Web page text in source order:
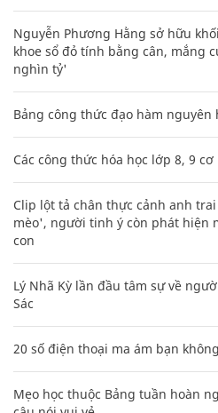
Nguyễn Phương Hằng sở hữu
khoe sổ đỏ tính bằng cân, mắng
nghìn tỷ'
Bảng công thức đạo hàm
Các công thức hóa học lớp 8, 9
Clip lột tả chân thực cảnh anh
mèo', người tinh ý còn phát hiện
con
Lý Nhã Kỳ lần đầu tâm sự về
Sác
20 số điện thoại ma ám bạn
Mẹo học thuộc Bảng tuần hoàn